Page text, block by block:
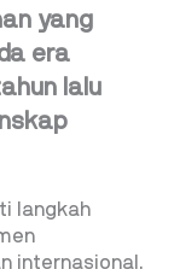
yang
era
lalu
langkah
internasional.